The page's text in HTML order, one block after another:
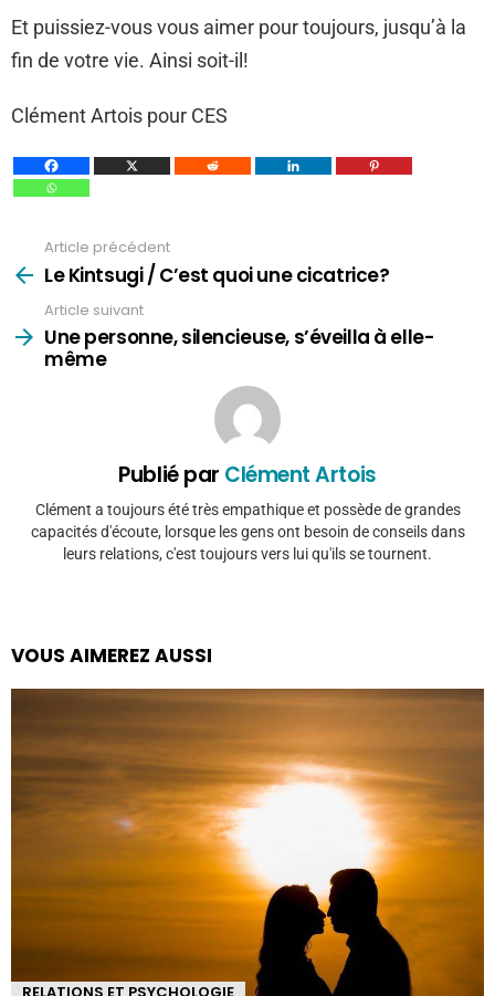
Et puissiez-vous vous aimer pour toujours, jusqu’à la
fin de votre vie. Ainsi soit-il!
Clément Artois pour CES
plus
Article précédent
Le Kintsugi / C’est quoi une cicatrice?
Article suivant
Une personne, silencieuse, s’éveilla à elle-
même
Publié par Clément Artois
Clément a toujours été très empathique et possède de grandes
capacités d'écoute, lorsque les gens ont besoin de conseils dans
leurs relations, c'est toujours vers lui qu'ils se tournent.
VOUS AIMEREZ AUSSI